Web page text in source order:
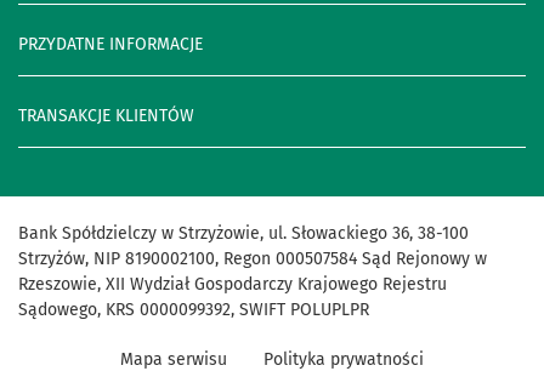
PRZYDATNE INFORMACJE
TRANSAKCJE KLIENTÓW
Bank Spółdzielczy w Strzyżowie, ul. Słowackiego 36, 38-100
Strzyżów, NIP 8190002100, Regon 000507584 Sąd Rejonowy w
Rzeszowie, XII Wydział Gospodarczy Krajowego Rejestru
Sądowego, KRS 0000099392, SWIFT POLUPLPR
Mapa serwisu Polityka prywatności